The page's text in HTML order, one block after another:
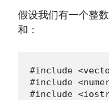
假设我们有一个整
和：
#include
#include
#include